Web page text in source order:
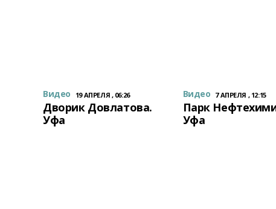
Видео 19 АПРЕЛЯ , 06:26
Дворик Довлатова.
Уфа
Видео 7 АПРЕЛЯ , 12:15
Парк
Уфа